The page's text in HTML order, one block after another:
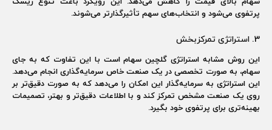
پرتفوی می‌شود و انتخاب‌های سهم تأثیرگذارتر می‌شوند.
3. استراتژی تمرکزبخش
این روش مشابه استراتژی گلچین سهام است با این تفاوت که به جای
سهام، به صورت تخصصی در یک صنعت خاص سرمایه‌گذاری انجام می‌دهد.
این استراتژی به سرمایه‌گذار این امکان را می‌دهد که به صورت دقیق‌تر بر
روی یک صنعت مشخص تمرکز کند و با اطلاعات دقیق‌تر و بهتر، تصمیمات
بهینه‌تری برای پرتفوی خود بگیرد.